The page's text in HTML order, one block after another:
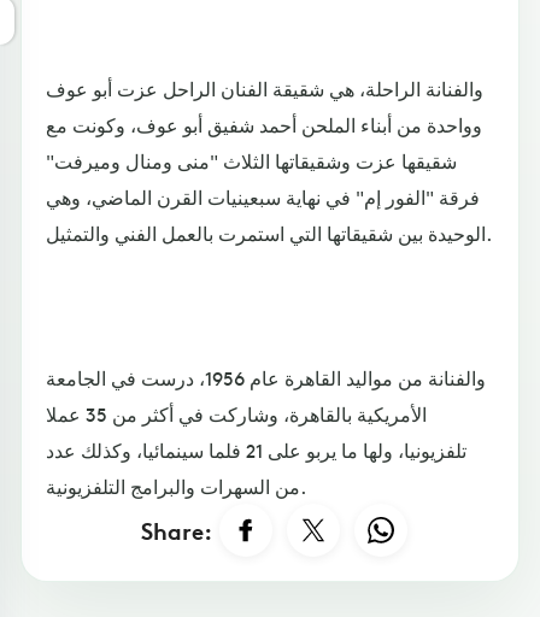
والفنانة الراحلة، هي شقيقة الفنان الراحل عزت أبو عوف
وواحدة من أبناء الملحن أحمد شفيق أبو عوف، وكونت مع
شقيقها عزت وشقيقاتها الثلاث "منى ومنال وميرفت"
فرقة "الفور إم" في نهاية سبعينيات القرن الماضي، وهي
الوحيدة بين شقيقاتها التي استمرت بالعمل الفني والتمثيل.
والفنانة من مواليد القاهرة عام 1956، درست في الجامعة
الأمريكية بالقاهرة، وشاركت في أكثر من 35 عملا
تلفزيونيا، ولها ما يربو على 21 فلما سينمائيا، وكذلك عدد
من السهرات والبرامج التلفزيونية.
Share: